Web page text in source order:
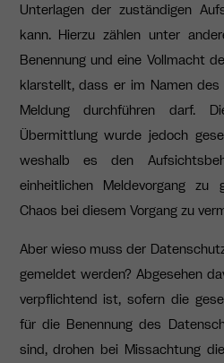
Unterlagen der zuständigen
kann. Hierzu zählen unter
Benennung und eine Vollmacht
klarstellt, dass er im Namen
Meldung durchführen darf.
Übermittlung wurde jedoch
weshalb es den
einheitlichen Meldevorgang zu
Chaos bei diesem Vorgang zu
Aber wieso muss der
gemeldet werden? Abgesehen
verpflichtend ist, sofern die
für die Benennung des
sind, drohen bei Missachtung